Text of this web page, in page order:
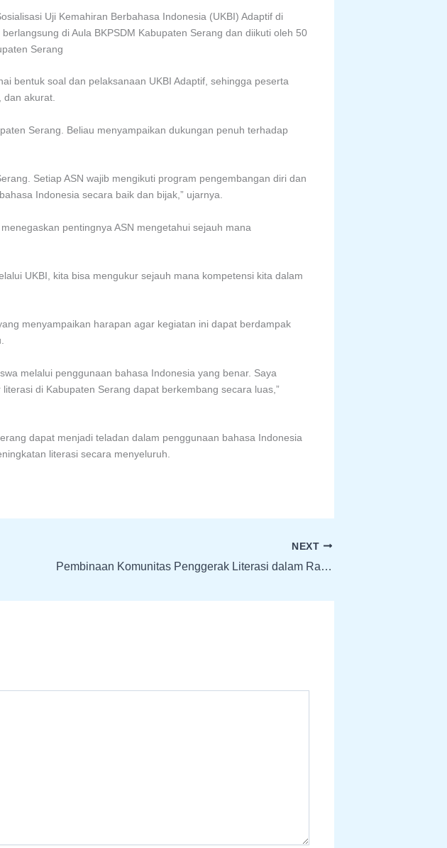
Uji Kemahiran Berbahasa Indonesia (UKBI) Adaptif di
di Aula BKPSDM Kabupaten Serang dan diikuti oleh 50
Serang
bentuk soal dan pelaksanaan UKBI Adaptif, sehingga peserta
dan akurat.
Serang. Beliau menyampaikan dukungan penuh terhadap
Setiap ASN wajib mengikuti program pengembangan diri dan
Indonesia secara baik dan bijak,” ujarnya.
pentingnya ASN mengetahui sejauh mana
UKBI, kita bisa mengukur sejauh mana kompetensi kita dalam
menyampaikan harapan agar kegiatan ini dapat berdampak
melalui penggunaan bahasa Indonesia yang benar. Saya
di Kabupaten Serang dapat berkembang secara luas,”
dapat menjadi teladan dalam penggunaan bahasa Indonesia
literasi secara menyeluruh.
NEXT
Pembinaan Komunitas Penggerak Literasi dalam Rangka Pemberdayaan Komunitas Literasi di Kabupaten Pandeglang